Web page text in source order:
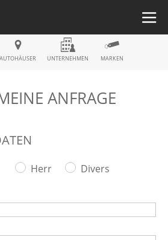
AUTOHÄUSER UNTERNEHMEN MARKEN
ANFRAGE
Herr Divers